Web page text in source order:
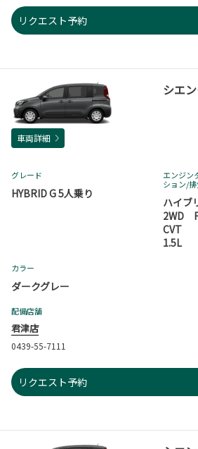
リクエスト予約
シエ
車両詳細
グレード
HYBRID G 5人乗り
エンジン
ション/
ハイブ
2WD
CVT
1.5L
カラー
ダークグレー
配備店舗
君津店
0439-55-7111
リクエスト予約